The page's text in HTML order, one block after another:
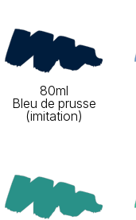
80ml
Bleu de prusse
(imitation)